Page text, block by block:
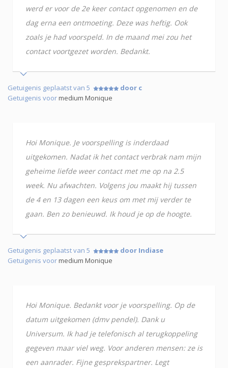
werd er voor de 2e keer contact opgenomen en de
dag erna een ontmoeting. Deze was heftig. Ook
zoals je had voorspeld. In de maand mei zou het
contact voortgezet worden. Bedankt.
Getuigenis geplaatst van 5
door c
Getuigenis voormedium Monique
Hoi Monique. Je voorspelling is inderdaad
uitgekomen. Nadat ik het contact verbrak nam mijn
geheime liefde weer contact met me op na 2.5
week. Nu afwachten. Volgens jou maakt hij tussen
de 4 en 13 dagen een keus om met mij verder te
gaan. Ben zo benieuwd. Ik houd je op de hoogte.
Getuigenis geplaatst van 5
door Indiase
Getuigenis voormedium Monique
Hoi Monique. Bedankt voor je voorspelling. Op de
datum uitgekomen (dmv pendel). Dank u
Universum. Ik had je telefonisch al terugkoppeling
gegeven maar viel weg. Voor anderen mensen: ze is
een aanrader. Fijne gesprekspartner. Legt